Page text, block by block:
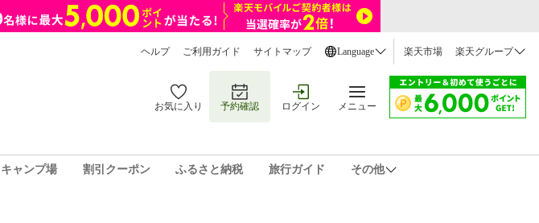
ヘルプ ご利用ガイド サイトマップ Language 楽天市場 楽天グループ
お気に入り 予約確認 ログイン メニュー
キャンプ場 割引クーポン ふるさと納税 旅行ガイド その他